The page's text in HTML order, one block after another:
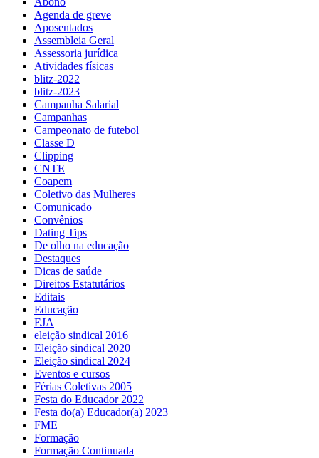
Agenda de greve
Aposentados
Assembleia Geral
Assessoria jurídica
Atividades físicas
blitz-2022
blitz-2023
Campanha Salarial
Campanhas
Campeonato de futebol
Classe D
Clipping
CNTE
Coapem
Coletivo das Mulheres
Comunicado
Convênios
Dating Tips
De olho na educação
Destaques
Dicas de saúde
Direitos Estatutários
Editais
Educação
EJA
eleição sindical 2016
Eleição sindical 2020
Eleição sindical 2024
Eventos e cursos
Férias Coletivas 2005
Festa do Educador 2022
Festa do(a) Educador(a) 2023
FME
Formação
Formação Continuada